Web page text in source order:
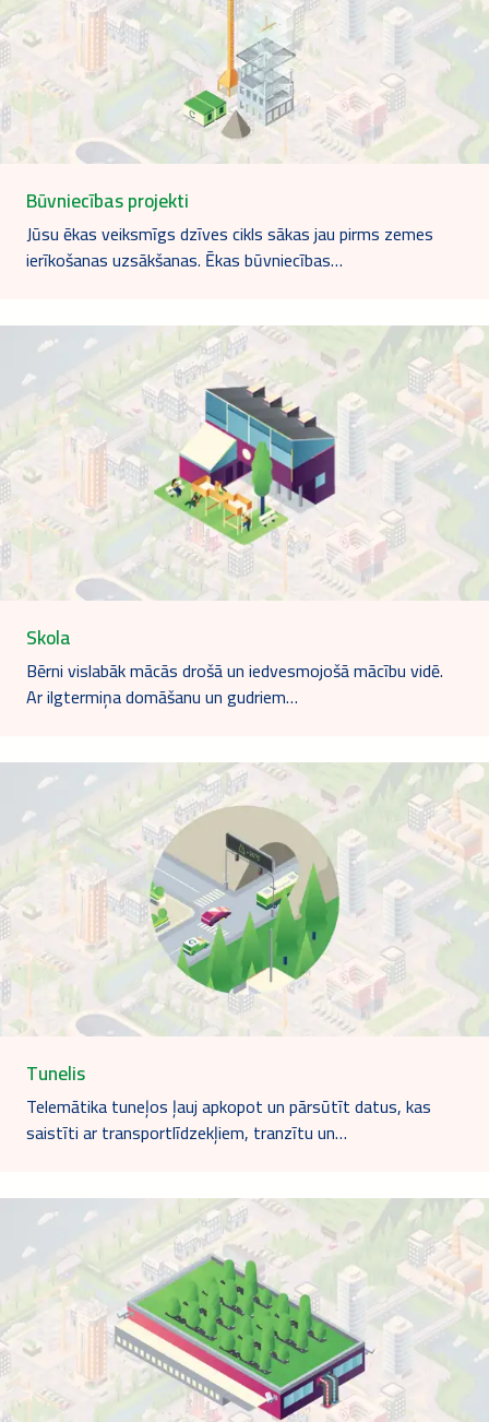
Būvniecības projekti
Jūsu ēkas veiksmīgs dzīves cikls sākas jau pirms zemes
ierīkošanas uzsākšanas. Ēkas būvniecības…
Skola
Bērni vislabāk mācās drošā un iedvesmojošā mācību vidē.
Ar ilgtermiņa domāšanu un gudriem…
Tunelis
Telemātika tuneļos ļauj apkopot un pārsūtīt datus, kas
saistīti ar transportlīdzekļiem, tranzītu un…